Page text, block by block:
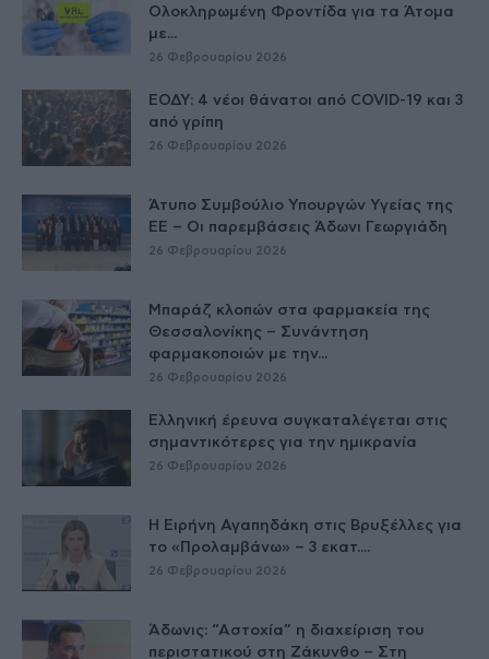
Ολοκληρωμένη Φροντίδα για τα Άτομα
με...
26 Φεβρουαρίου 2026
ΕΟΔΥ: 4 νέοι θάνατοι από COVID-19 και 3
από γρίπη
26 Φεβρουαρίου 2026
Άτυπο Συμβούλιο Υπουργών Υγείας της
ΕE – Οι παρεμβάσεις Άδωνι Γεωργιάδη
26 Φεβρουαρίου 2026
Μπαράζ κλοπών στα φαρμακεία της
Θεσσαλονίκης – Συνάντηση
φαρμακοποιών με την...
26 Φεβρουαρίου 2026
Ελληνική έρευνα συγκαταλέγεται στις
σημαντικότερες για την ημικρανία
26 Φεβρουαρίου 2026
Η Ειρήνη Αγαπηδάκη στις Βρυξέλλες για
το «Προλαμβάνω» – 3 εκατ....
26 Φεβρουαρίου 2026
Άδωνις: “Αστοχία” η διαχείριση του
περιστατικού στη Ζάκυνθο – Στη